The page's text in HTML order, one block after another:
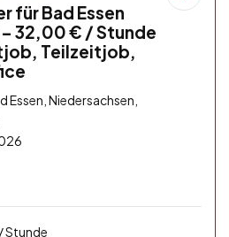
für Bad Essen
32,00 € / Stunde
Teilzeitjob,
Essen, Niedersachsen,
/ Stunde